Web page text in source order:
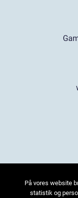
På vores website
statistik og